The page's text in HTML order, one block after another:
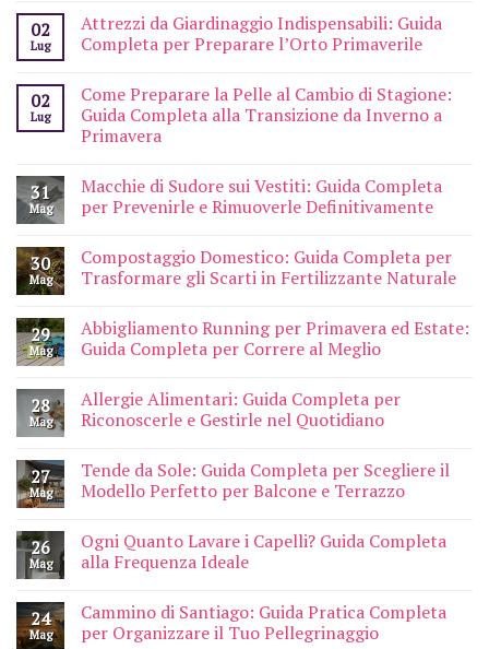
02
Lug
Attrezzi da Giardinaggio Indispensabili: Guida
Completa per Preparare l’Orto Primaverile
02
Lug
Come Preparare la Pelle al Cambio di Stagione:
Guida Completa alla Transizione da Inverno a
Primavera
31
Mag
Macchie di Sudore sui Vestiti: Guida Completa
per Prevenirle e Rimuoverle Definitivamente
30
Mag
Compostaggio Domestico: Guida Completa per
Trasformare gli Scarti in Fertilizzante Naturale
29
Mag
Abbigliamento Running per Primavera ed Estate:
Guida Completa per Correre al Meglio
28
Mag
Allergie Alimentari: Guida Completa per
Riconoscerle e Gestirle nel Quotidiano
27
Mag
Tende da Sole: Guida Completa per Scegliere il
Modello Perfetto per Balcone e Terrazzo
26
Mag
Ogni Quanto Lavare i Capelli? Guida Completa
alla Frequenza Ideale
24
Mag
Cammino di Santiago: Guida Pratica Completa
per Organizzare il Tuo Pellegrinaggio